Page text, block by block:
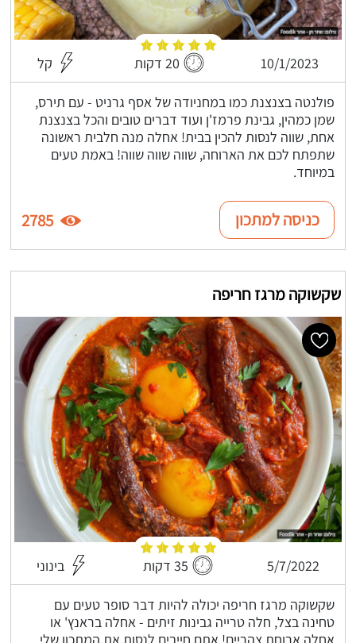
10/1/2023 20 דקות קל
פולנטה בצנצנת כמו במחניודה של אסף גרניט - עם תירס,
שמן כמהין, גבינת פרמז'ן ועוד דברים טובים והכל בצנצנת
אחת, שווה לנסות להכין בבית! אחלה מנה חלבית ראשונה
שתפתח לכם את הארוחה, שווה שווה שווה! באמת טעים
במיוחד.
כניסה למתכון 2785
שקשוקה מרגז חריפה
5/7/2022 35 דקות בינוני
שקשוקה מרגז חריפה יכולה להיות דבר סופר טעים עם
טחינה בצל, חלה טרייה גבינות זיתים - אחלה בראנץ' או
אחלה ארוחת צהריים! אתם חייבים לנסות את המתכון שלי,